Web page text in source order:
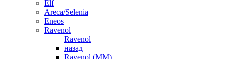
Elf
Areca/Selenia
Eneos
Ravenol
Ravenol
назад
Ravenol (ММ)